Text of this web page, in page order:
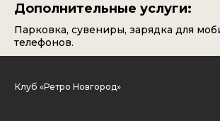
Дополнительные услуги:
Парковка, сувениры, зарядка для
телефонов.
Клуб «Ретро Новгород»